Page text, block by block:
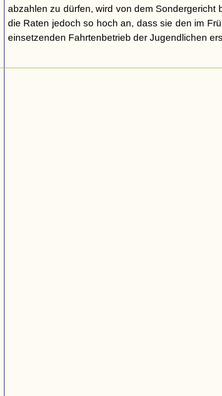
abzahlen zu dürfen, wird von dem Sondergericht
die Raten jedoch so hoch an, dass sie den im
einsetzenden Fahrtenbetrieb der Jugendlichen